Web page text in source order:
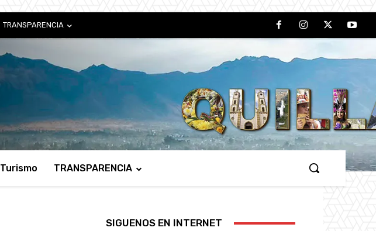
TRANSPARENCIA
Turismo TRANSPARENCIA
SIGUENOS EN INTERNET